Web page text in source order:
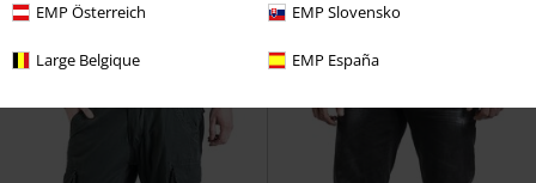
EMP Österreich EMP Slovensko
Large Belgique EMP España